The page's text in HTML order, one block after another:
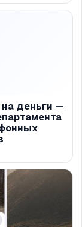
на деньги —